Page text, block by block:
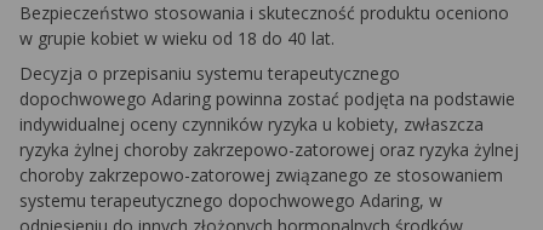
Bezpieczeństwo stosowania i skuteczność produktu oceniono
w grupie kobiet w wieku od 18 do 40 lat.
Decyzja o przepisaniu systemu terapeutycznego
dopochwowego Adaring powinna zostać podjęta na podstawie
indywidualnej oceny czynników ryzyka u kobiety, zwłaszcza
ryzyka żylnej choroby zakrzepowo-zatorowej oraz ryzyka żylnej
choroby zakrzepowo-zatorowej związanego ze stosowaniem
systemu terapeutycznego dopochwowego Adaring, w